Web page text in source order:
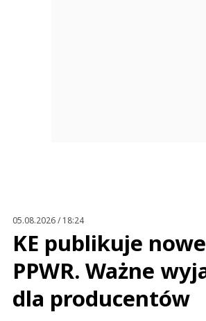
05.08.2026 / 18:24
KE publikuje
PPWR. Ważne
dla producentów